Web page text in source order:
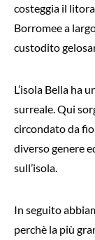
costeggia il
Borromee a
custodito
L’isola Bella ha
surreale. Qui
circondato da
diverso genere
sull’isola.
In seguito
perchè la più